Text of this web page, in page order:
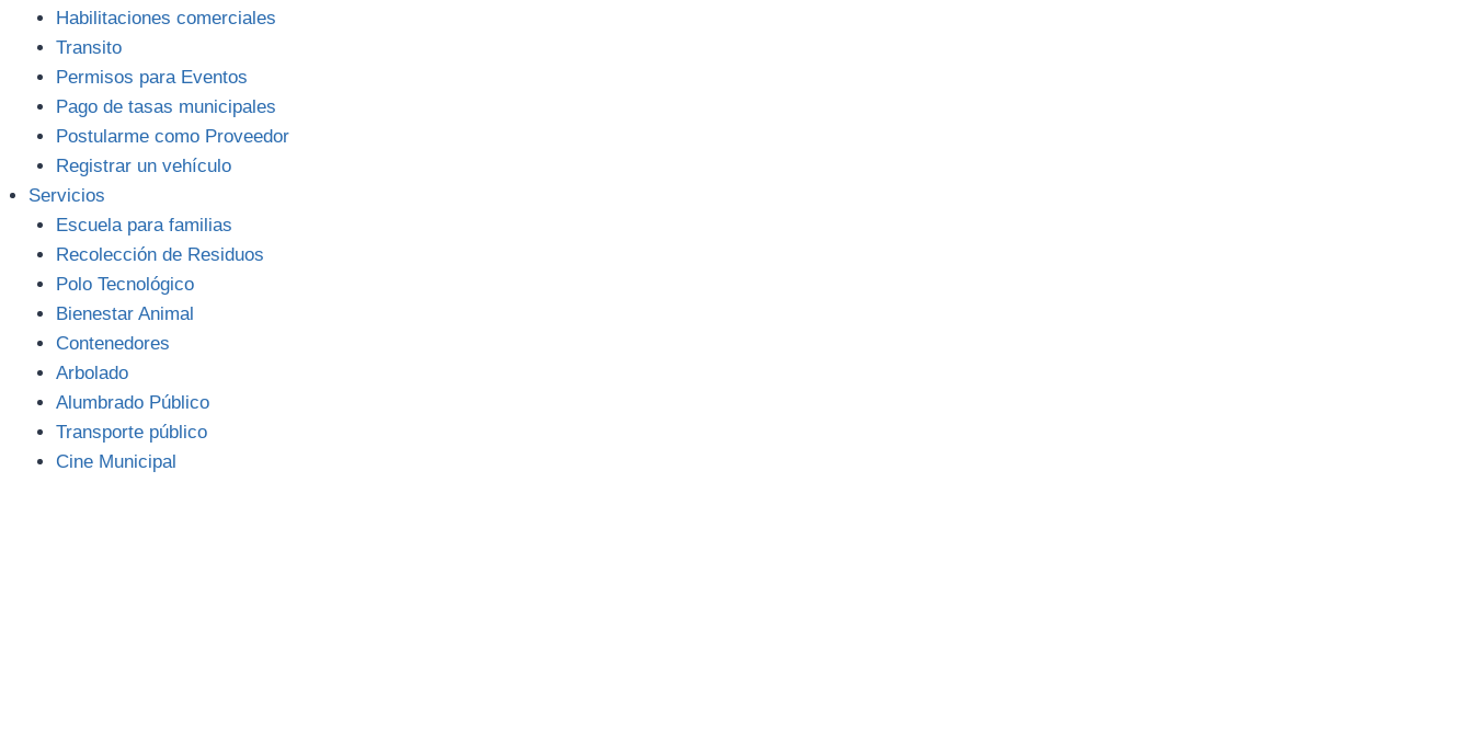
Habilitaciones comerciales
Transito
Permisos para Eventos
Pago de tasas municipales
Postularme como Proveedor
Registrar un vehículo
Servicios
Escuela para familias
Recolección de Residuos
Polo Tecnológico
Bienestar Animal
Contenedores
Arbolado
Alumbrado Público
Transporte público
Cine Municipal